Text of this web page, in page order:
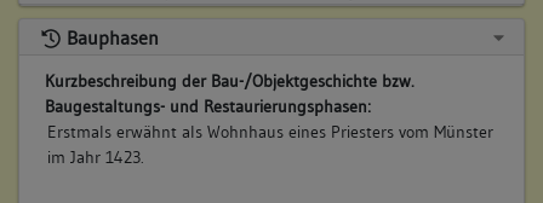
Bauphasen
Kurzbeschreibung der Bau-/Objektgeschichte bzw.
Baugestaltungs- und Restaurierungsphasen:
Erstmals erwähnt als Wohnhaus eines Priesters vom Münster
im Jahr 1423.